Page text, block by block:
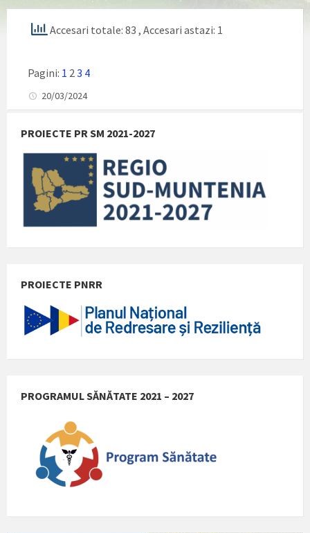
Accesari totale: 83 , Accesari astazi: 1
Pagini: 1 2 3 4
20/03/2024
PROIECTE PR SM 2021-2027
PROIECTE PNRR
PROGRAMUL SĂNĂTATE 2021 – 2027